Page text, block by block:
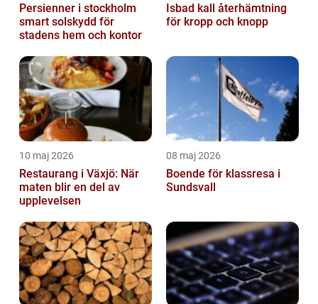
Persienner i stockholm
smart solskydd för
stadens hem och kontor
Isbad kall återhämtning
för kropp och knopp
10 maj 2026
Restaurang i Växjö: När
maten blir en del av
upplevelsen
08 maj 2026
Boende för klassresa i
Sundsvall